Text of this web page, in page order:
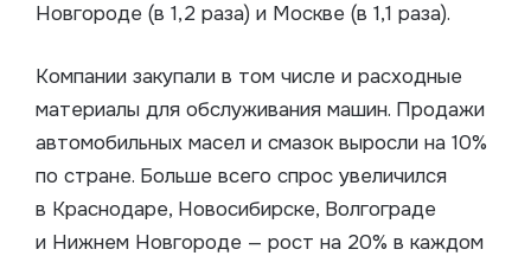
Новгороде (в 1,2 раза) и Москве (в 1,1 раза).
Компании закупали в том числе и расходные
материалы для обслуживания машин. Продажи
автомобильных масел и смазок выросли на 10%
по стране. Больше всего спрос увеличился
в Краснодаре, Новосибирске, Волгограде
и Нижнем Новгороде — рост на 20% в каждом